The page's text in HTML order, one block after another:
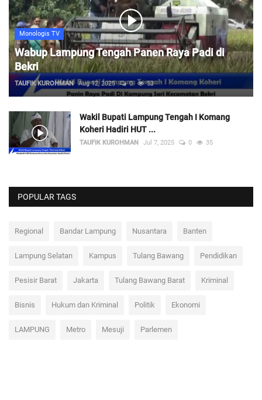
Monologis TV
Wabup Lampung Tengah Panen Raya Padi di
Bekri
TAUFIK KUROHMAN Aug 12, 2025 0 53
Wakil Bupati Lampung Tengah I Komang
Koheri Hadiri HUT ...
TAUFIK KUROHMAN Jul 7, 2025 0 35
POPULAR TAGS
Regional Bandar Lampung Nusantara Banten
Lampung Selatan Kampus Tulang Bawang Pendidikan
Pesisir Barat Jakarta Tulang Bawang Barat Kriminal
Bisnis Hukum dan Kriminal Politik Ekonomi
LAMPUNG Metro Mesuji Parlemen